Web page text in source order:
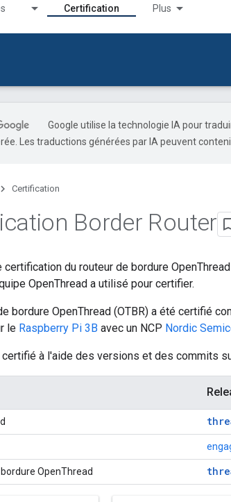
Certification Plus
Google utilise la technologie IA pour
Les traductions générées par IA peuvent
Certification
Border Router
certification du routeur de bordure
OpenThread a utilisé pour certifier.
bordure OpenThread (OTBR) a été certifié
le Raspberry Pi 3B avec un NCP Nordic
certifié à l'aide des versions et des commits
OpenThread